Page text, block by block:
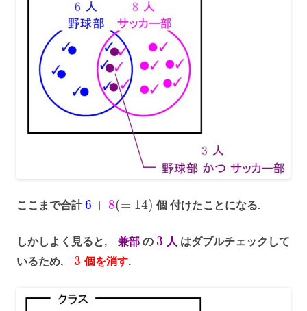
ここまで合計6 + 8(= 14) 個 付けたことになる.
しかしよく見ると, 兼部 の 3 人 はダブルチェックして
いるため, 3 個を消す.